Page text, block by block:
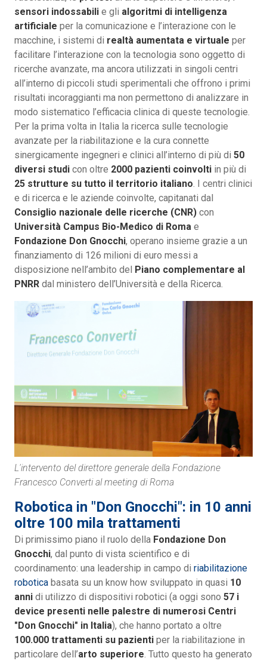
sensori indossabili e gli algoritmi di intelligenza
artificiale per la comunicazione e l’interazione con le
macchine, i sistemi di realtà aumentata e virtuale per
facilitare l’interazione con la tecnologia sono oggetto di
ricerche avanzate, ma ancora utilizzati in singoli centri
all’interno di piccoli studi sperimentali che offrono i primi
risultati incoraggianti ma non permettono di analizzare in
modo sistematico l’efficacia clinica di queste tecnologie.
Per la prima volta in Italia la ricerca sulle tecnologie
avanzate per la riabilitazione e la cura connette
sinergicamente ingegneri e clinici all’interno di più di 50
diversi studi con oltre 2000 pazienti coinvolti in più di
25 strutture su tutto il territorio italiano. I centri clinici
e di ricerca e le aziende coinvolte, capitanati dal
Consiglio nazionale delle ricerche (CNR) con
Università Campus Bio-Medico di Roma e
Fondazione Don Gnocchi, operano insieme grazie a un
finanziamento di 126 milioni di euro messi a
disposizione nell’ambito del Piano complementare al
PNRR dal ministero dell’Università e della Ricerca.
L'intervento del direttore generale della Fondazione
Francesco Converti al meeting di Roma
Robotica in "Don Gnocchi": in 10 anni
oltre 100 mila trattamenti
Di primissimo piano il ruolo della Fondazione Don
Gnocchi, dal punto di vista scientifico e di
coordinamento: una leadership in campo di riabilitazione
robotica basata su un know how sviluppato in quasi 10
anni di utilizzo di dispositivi robotici (a oggi sono 57 i
device presenti nelle palestre di numerosi Centri
"Don Gnocchi" in Italia), che hanno portato a oltre
100.000 trattamenti su pazienti per la riabilitazione in
particolare dell’arto superiore. Tutto questo ha generato